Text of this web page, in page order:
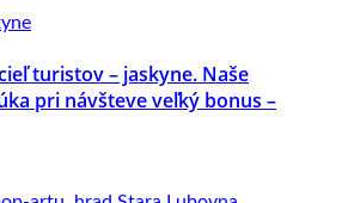
turistov – jaskyne. Naše
pri návšteve veľký bonus –